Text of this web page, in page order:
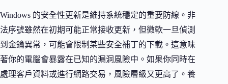
Windows 的安全性更新是維持系統穩定的重要防線。非
法序號雖然在初期可能正常接收更新，但微軟一旦偵測
到金鑰異常，可能會限制某些安全補丁的下載。這意味
著你的電腦會暴露在已知的漏洞風險中。如果你同時在
處理客戶資料或進行網路交易，風險層級又更高了。養